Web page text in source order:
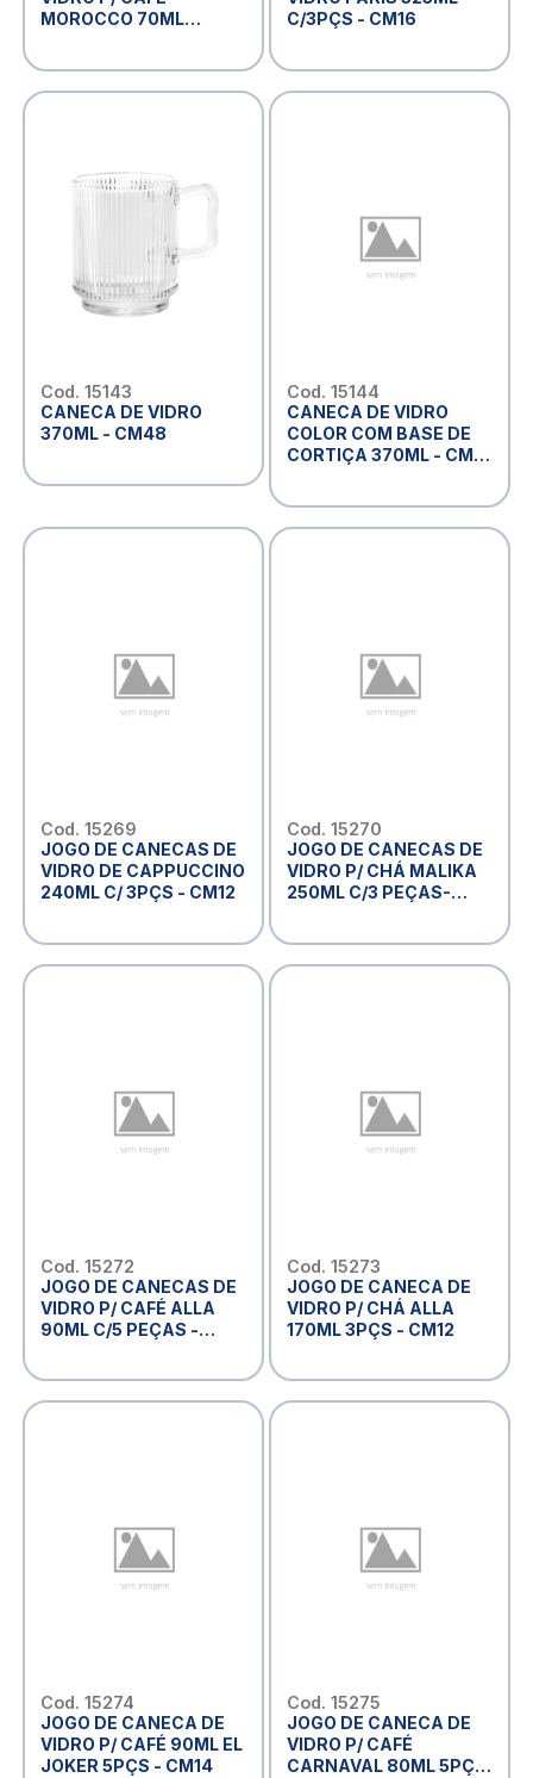
MOROCCO 70ML
C/3PÇS - CM16
Cod. 15143
CANECA DE VIDRO
370ML - CM48
Cod. 15144
CANECA DE VIDRO
COLOR COM BASE DE
CORTIÇA 370ML - CM12
Cod. 15269
JOGO DE CANECAS DE
VIDRO DE CAPPUCCINO
240ML C/ 3PÇS - CM12
Cod. 15270
JOGO DE CANECAS DE
VIDRO P/ CHÁ MALIKA
250ML C/3 PEÇAS-
Cod. 15272
JOGO DE CANECAS DE
VIDRO P/ CAFÉ ALLA
90ML C/5 PEÇAS -
Cod. 15273
JOGO DE CANECA DE
VIDRO P/ CHÁ ALLA
170ML 3PÇS - CM12
Cod. 15274
JOGO DE CANECA DE
VIDRO P/ CAFÉ 90ML EL
JOKER 5PÇS - CM14
Cod. 15275
JOGO DE CANECA DE
VIDRO P/ CAFÉ
CARNAVAL 80ML 5PÇS